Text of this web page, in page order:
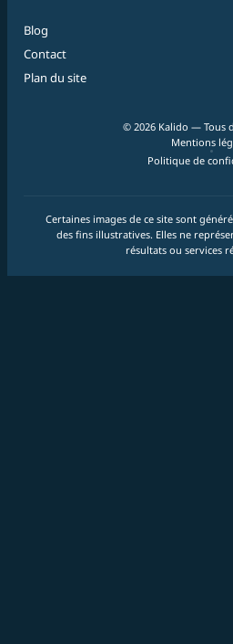
Blog
Contact
Plan du site
© 2026 Kalido — Tous
Mentions
Politique de
Certaines images de ce site sont
des fins illustratives. Elles ne
résultats ou services